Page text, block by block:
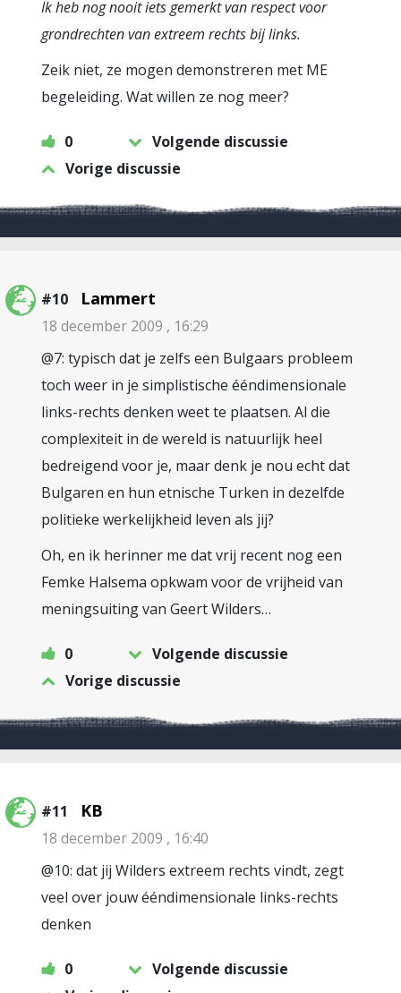
Ik heb nog nooit iets gemerkt van respect voor
grondrechten van extreem rechts bij links.
Zeik niet, ze mogen demonstreren met ME
begeleiding. Wat willen ze nog meer?
0
Volgende discussie
Vorige discussie
#10 Lammert
18 december 2009 , 16:29
@7: typisch dat je zelfs een Bulgaars probleem
toch weer in je simplistische ééndimensionale
links-rechts denken weet te plaatsen. Al die
complexiteit in de wereld is natuurlijk heel
bedreigend voor je, maar denk je nou echt dat
Bulgaren en hun etnische Turken in dezelfde
politieke werkelijkheid leven als jij?
Oh, en ik herinner me dat vrij recent nog een
Femke Halsema opkwam voor de vrijheid van
meningsuiting van Geert Wilders…
0
Volgende discussie
Vorige discussie
#11 KB
18 december 2009 , 16:40
@10: dat jij Wilders extreem rechts vindt, zegt
veel over jouw ééndimensionale links-rechts
denken
0
Volgende discussie